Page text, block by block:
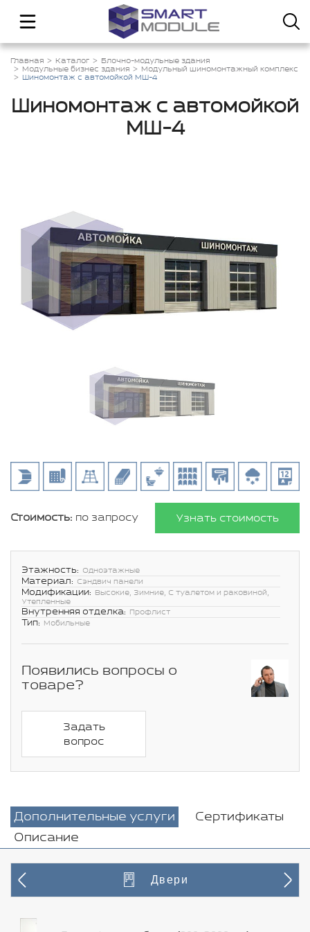
Главная Каталог
Блочно-модульные здания
Модульные бизнес здания
Модульный шиномонтажный комплекс
Шиномонтаж с автомойкой МШ-4
Шиномонтаж с автомойкой
МШ-4
Стоимость: по запросу Узнать стоимость
Этажность: Одноэтажные
Материал: Сэндвич панели
Модификации: Высокие, Зимние, С туалетом и раковиной,
Утепленные
Внутренняя отделка: Профлист
Тип: Мобильные
Появились вопросы о
товаре?
Задать
вопрос
Дополнительные услуги
Сертификаты
Описание
Двери